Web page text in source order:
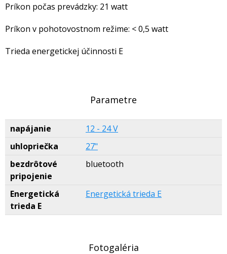
Príkon počas prevádzky: 21 watt
Príkon v pohotovostnom režime: < 0,5 watt
Trieda energetickej účinnosti E
Parametre
napájanie
12 - 24 V
uhlopriečka
27"
bezdrôtové
pripojenie
bluetooth
Energetická
trieda E
Energetická trieda E
Fotogaléria